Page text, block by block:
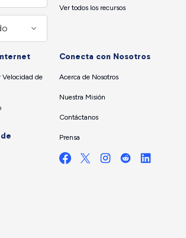
Ver todos los recursos
de
Conecta con Nosotros
Acerca de Nosotros
Nuestra Misión
Contáctanos
Prensa